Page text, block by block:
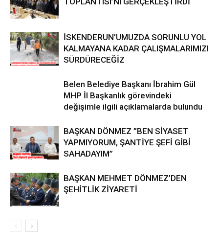
İSKENDERUN’UMUZDA SORUNLU YOL
KALMAYANA KADAR ÇALIŞMALARIMIZI
SÜRDÜRECEĞİZ
Belen Belediye Başkanı İbrahim Gül
MHP İl Başkanlık görevindeki
değişimle ilgili açıklamalarda bulundu
BAŞKAN DÖNMEZ ”BEN SİYASET
YAPMIYORUM, ŞANTİYE ŞEFİ GİBİ
SAHADAYIM”
BAŞKAN MEHMET DÖNMEZ’DEN
ŞEHİTLİK ZİYARETİ